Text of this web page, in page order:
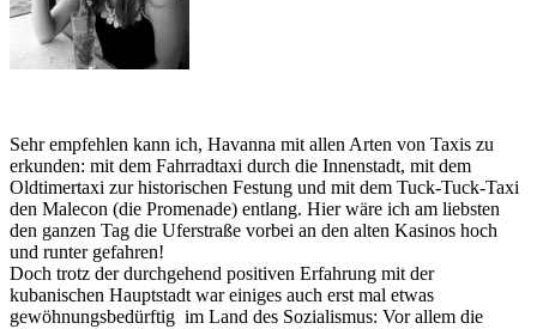
Sehr empfehlen kann ich, Havanna mit allen Arten von Taxis zu
erkunden: mit dem Fahrradtaxi durch die Innenstadt, mit dem
Oldtimertaxi zur historischen Festung und mit dem Tuck-Tuck-Taxi
den Malecon (die Promenade) entlang. Hier wäre ich am liebsten
den ganzen Tag die Uferstraße vorbei an den alten Kasinos hoch
und runter gefahren!
Doch trotz der durchgehend positiven Erfahrung mit der
kubanischen Hauptstadt war einiges auch erst mal etwas
gewöhnungsbedürftig im Land des Sozialismus: Vor allem die